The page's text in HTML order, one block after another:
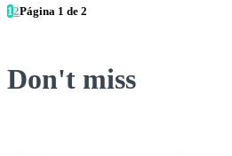
1 2Página 1 de 2
Don't miss